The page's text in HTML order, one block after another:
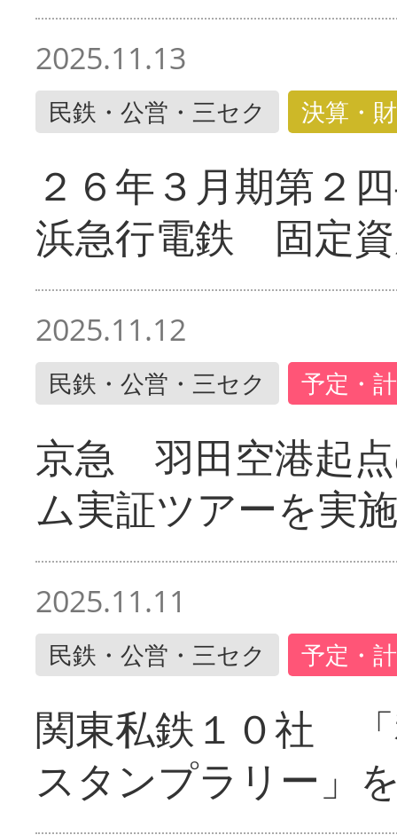
2025.11.13
民鉄・公営・三セク 決算・
２６年３月期第２
浜急行電鉄 固定
2025.11.12
民鉄・公営・三セク 予定・
京急 羽田空港起
ム実証ツアーを実施
2025.11.11
民鉄・公営・三セク 予定・
関東私鉄１０社
スタンプラリー」